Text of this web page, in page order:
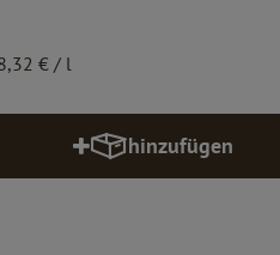
€/ l
hinzufügen
Produkt zum